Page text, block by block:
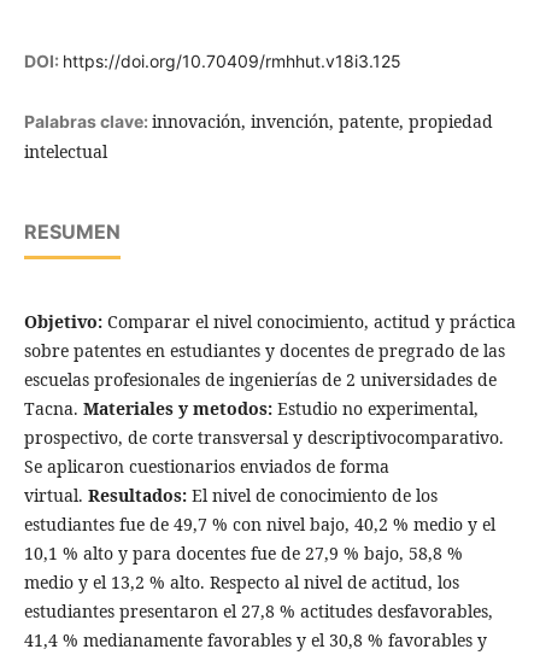
DOI: https://doi.org/10.70409/rmhhut.v18i3.125
Palabras clave: innovación, invención, patente, propiedad
intelectual
RESUMEN
Objetivo:Comparar el nivel conocimiento, actitud y práctica
sobre patentes en estudiantes y docentes de pregrado de las
escuelas profesionales de ingenierías de 2 universidades de
Tacna. Materiales y metodos:Estudio no experimental,
prospectivo, de corte transversal y descriptivocomparativo.
Se aplicaron cuestionarios enviados de forma
virtual. Resultados:El nivel de conocimiento de los
estudiantes fue de 49,7 % con nivel bajo, 40,2 % medio y el
10,1 % alto y para docentes fue de 27,9 % bajo, 58,8 %
medio y el 13,2 % alto. Respecto al nivel de actitud, los
estudiantes presentaron el 27,8 % actitudes desfavorables,
41,4 % medianamente favorables y el 30,8 % favorables y